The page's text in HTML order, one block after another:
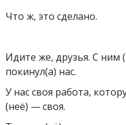
Что ж, это сделано.
Идите же, друзья. С ним
покинул(а) нас.
У нас своя работа,
(неё) — своя.